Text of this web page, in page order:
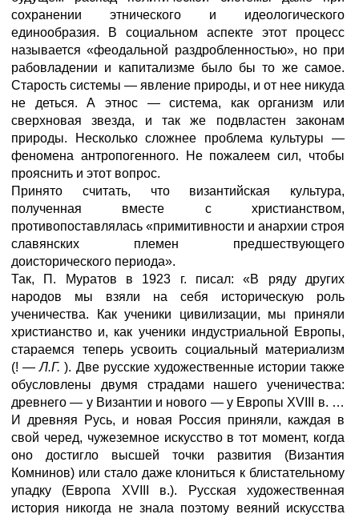
сохранении этнического и идеологического
единообразия. В социальном аспекте этот процесс
называется «феодальной раздробленностью», но при
рабовладении и капитализме было бы то же самое.
Старость системы — явление природы, и от нее никуда
не деться. А этнос — система, как организм или
сверхновая звезда, и так же подвластен законам
природы. Несколько сложнее проблема культуры —
феномена антропогенного. Не пожалеем сил, чтобы
прояснить и этот вопрос.
Принято считать, что византийская культура,
полученная вместе с христианством,
противопоставлялась «примитивности и анархии строя
славянских племен предшествующего
доисторического периода».
Так, П. Муратов в 1923 г. писал: «В ряду других
народов мы взяли на себя историческую роль
ученичества. Как ученики цивилизации, мы приняли
христианство и, как ученики индустриальной Европы,
стараемся теперь усвоить социальный материализм
(! —Л.Г. ). Две русские художественные истории также
обусловлены двумя страдами нашего ученичества:
древнего — у Византии и нового — у Европы XVIII в. …
И древняя Русь, и новая Россия приняли, каждая в
свой черед, чужеземное искусство в тот момент, когда
оно достигло высшей точки развития (Византия
Комнинов) или стало даже клониться к блистательному
упадку (Европа XVIII в.). Русская художественная
история никогда не знала поэтому веяний искусства